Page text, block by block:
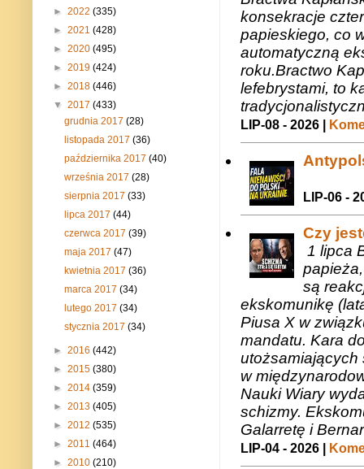
konsekracje
papieskiego, co
automatyczną
roku.Bractwo
lefebrystami, to
LIP-08 - 2026 |
LIP-06 -
Czy
1 lipca
są
ekskomunikę
Piusa X w
mandatu. Kara
utożsamiających
w
Nauki Wiary
schizmy.
Galarretę i
LIP-04 - 2026 |
► 2022 (335)
► 2021 (428)
► 2020 (495)
► 2019 (424)
► 2018 (446)
▼ 2017 (433)
grudnia 2017(28)
listopada 2017(36)
października 2017(40)
września 2017(28)
sierpnia 2017(33)
lipca 2017(44)
czerwca 2017(39)
maja 2017(47)
kwietnia 2017(36)
marca 2017(34)
lutego 2017(34)
stycznia 2017(34)
► 2016 (442)
► 2015 (380)
► 2014 (359)
► 2013 (405)
► 2012 (535)
► 2011 (464)
► 2010 (210)